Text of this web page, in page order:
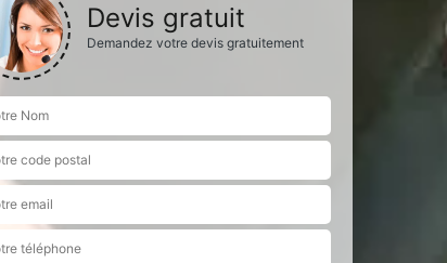
Devis gratuit
Demandez votre devis gratuitement